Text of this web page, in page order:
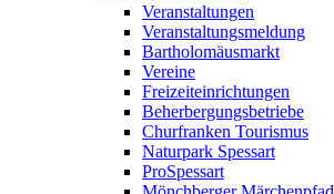
Veranstaltungen
Veranstaltungsmeldung
Bartholomäusmarkt
Vereine
Freizeiteinrichtungen
Beherbergungsbetriebe
Churfranken Tourismus
Naturpark Spessart
ProSpessart